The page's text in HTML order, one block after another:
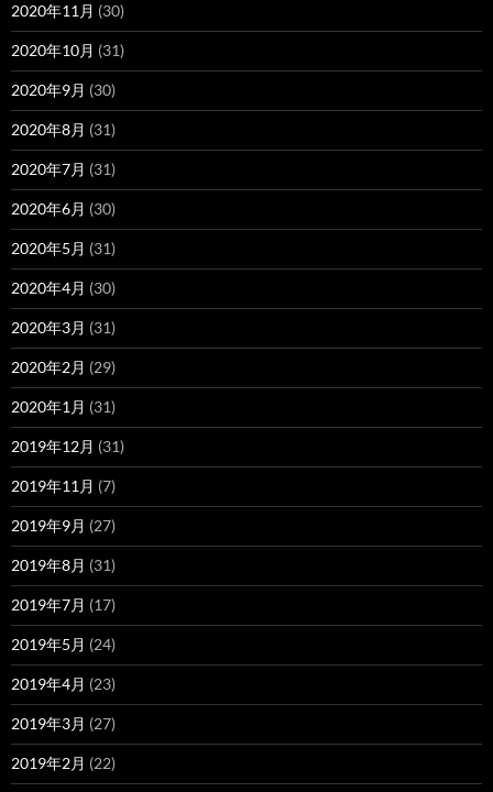
2020年11月 (30)
2020年10月 (31)
2020年9月 (30)
2020年8月 (31)
2020年7月 (31)
2020年6月 (30)
2020年5月 (31)
2020年4月 (30)
2020年3月 (31)
2020年2月 (29)
2020年1月 (31)
2019年12月 (31)
2019年11月 (7)
2019年9月 (27)
2019年8月 (31)
2019年7月 (17)
2019年5月 (24)
2019年4月 (23)
2019年3月 (27)
2019年2月 (22)